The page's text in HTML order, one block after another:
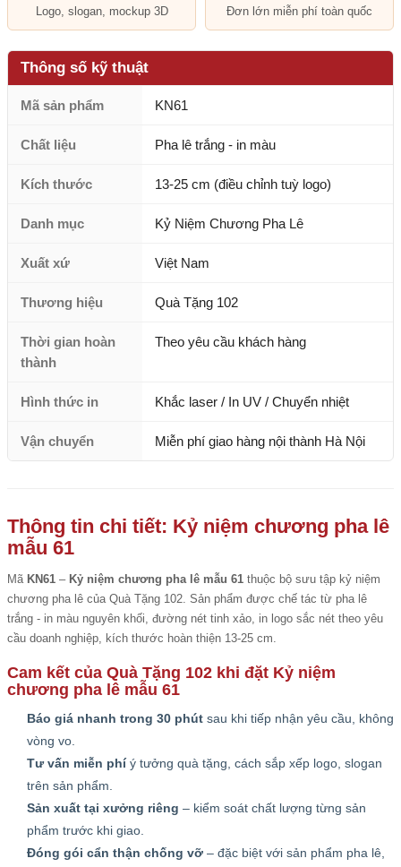
Logo, slogan, mockup 3D Đơn lớn miễn phí toàn quốc
Thông số kỹ thuật
Mã sản phẩm KN61
Chất liệu Pha lê trắng - in màu
Kích thước 13-25 cm (điều chỉnh tuỳ logo)
Danh mục Kỷ Niệm Chương Pha Lê
Xuất xứ Việt Nam
Thương hiệu Quà Tặng 102
Thời gian hoàn
thành
Theo yêu cầu khách hàng
Hình thức in Khắc laser / In UV / Chuyển nhiệt
Vận chuyển Miễn phí giao hàng nội thành Hà Nội
Thông tin chi tiết: Kỷ niệm chương pha lê
mẫu 61
Mã KN61 – Kỷ niệm chương pha lê mẫu 61 thuộc bộ sưu tập kỷ niệm
chương pha lê của Quà Tặng 102. Sản phẩm được chế tác từ pha lê
trắng - in màu nguyên khối, đường nét tinh xảo, in logo sắc nét theo yêu
cầu doanh nghiệp, kích thước hoàn thiện 13-25 cm.
Cam kết của Quà Tặng 102 khi đặt Kỷ niệm
chương pha lê mẫu 61
Báo giá nhanh trong 30 phút sau khi tiếp nhận yêu cầu, không
vòng vo.
Tư vấn miễn phíý tưởng quà tặng, cách sắp xếp logo, slogan
trên sản phẩm.
Sản xuất tại xưởng riêng – kiểm soát chất lượng từng sản
phẩm trước khi giao.
Đóng gói cẩn thận chống vỡ – đặc biệt với sản phẩm pha lê,